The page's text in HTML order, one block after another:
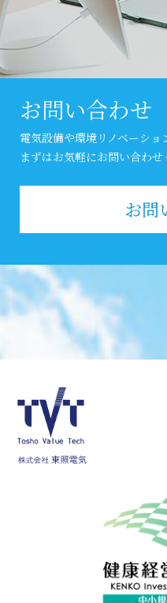
お問い合わせ
電気設備や環境リノベーシ
まずはお気軽にお問い合わせ
お問